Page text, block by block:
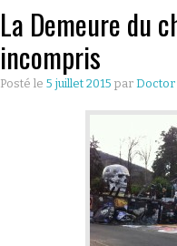
LES GUIDES
BONS PLANS
QU’EST CE
DOCTOR
La Demeure du
incompris
Posté le 5 juillet 2015 par Doctor